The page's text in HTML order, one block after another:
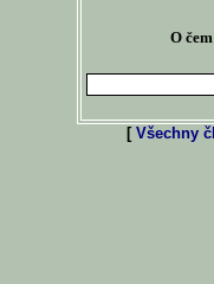
O
[ Všechny